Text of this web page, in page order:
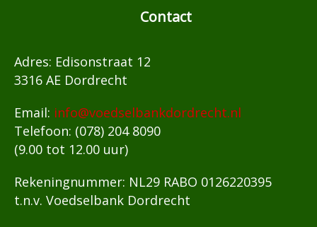
Contact
Adres: Edisonstraat 12
3316 AE Dordrecht
Email: info@voedselbankdordrecht.nl
Telefoon: (078) 204 8090
(9.00 tot 12.00 uur)
Rekeningnummer: NL29 RABO 0126220395
t.n.v. Voedselbank Dordrecht